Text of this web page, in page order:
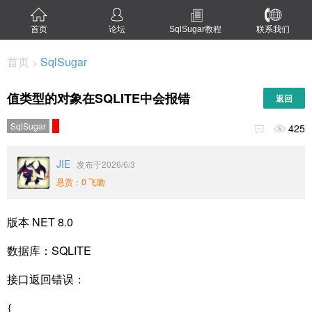
首页 论坛 SqlSugar教程 联系我们
首页 > SqlSugar
值类型的对象在SQLITE中会报错 返回
SqlSugar   425
JIE 发布于2026/6/3
悬赏：0 飞吻
版本 NET 8.0
数据库：SQLITE
接口返回错误：
{